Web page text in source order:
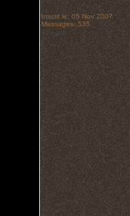
Inscrit le: 05 Nov 2007
Messages: 535